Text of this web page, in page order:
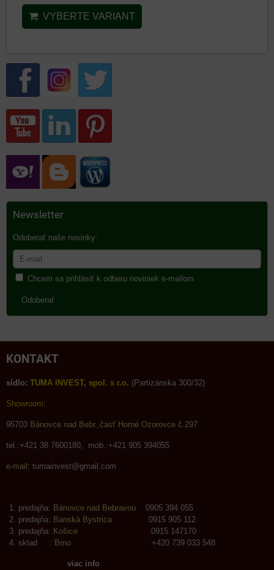
VYBERTE VARIANT
Newsletter
Odoberať naše novinky:
Chcem sa prihlásiť k odberu noviniek e-mailom
Odoberať
KONTAKT
sídlo: TUMA INVEST, spol. s r.o. (Partizánska 300/32)
Showroom:
95703 Bánovce nad Bebr.,časť Horné Ozorovce č.297
tel.:+421 38 7600180, mob.:+421 905 394055
e-mail: tumainvest@gmail.com
predajňa: Bánovce nad Bebravou 0905 394 055
predajňa: Banská Bystrica 0915 905 112
predajňa: Košice 0915 147170
sklad : Brno +420 739 033 548
viac info